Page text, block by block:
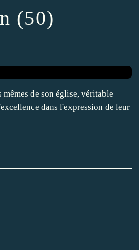
(50)
de son église, véritable
dans l'expression de leur